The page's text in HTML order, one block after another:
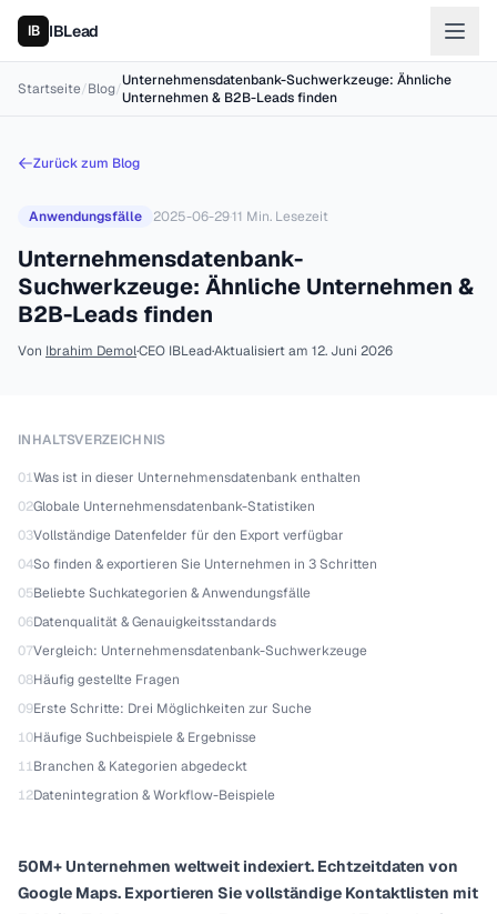
IBLead
Startseite/Blog/Unternehmensdatenbank-Suchwerkzeuge: Ähnliche
Unternehmen & B2B-Leads finden
Zurück zum Blog
Anwendungsfälle 2025-06-29·11 Min. Lesezeit
Unternehmensdatenbank-
Suchwerkzeuge: Ähnliche Unternehmen &
B2B-Leads finden
Von Ibrahim Demol·CEO IBLead·Aktualisiert am 12. Juni 2026
INHALTSVERZEICHNIS
01Was ist in dieser Unternehmensdatenbank enthalten
02Globale Unternehmensdatenbank-Statistiken
03Vollständige Datenfelder für den Export verfügbar
04So finden & exportieren Sie Unternehmen in 3 Schritten
05Beliebte Suchkategorien & Anwendungsfälle
06Datenqualität & Genauigkeitsstandards
07Vergleich: Unternehmensdatenbank-Suchwerkzeuge
08Häufig gestellte Fragen
09Erste Schritte: Drei Möglichkeiten zur Suche
10Häufige Suchbeispiele & Ergebnisse
11Branchen & Kategorien abgedeckt
12Datenintegration & Workflow-Beispiele
50M+ Unternehmen weltweit indexiert. Echtzeitdaten von
Google Maps. Exportieren Sie vollständige Kontaktlisten mit